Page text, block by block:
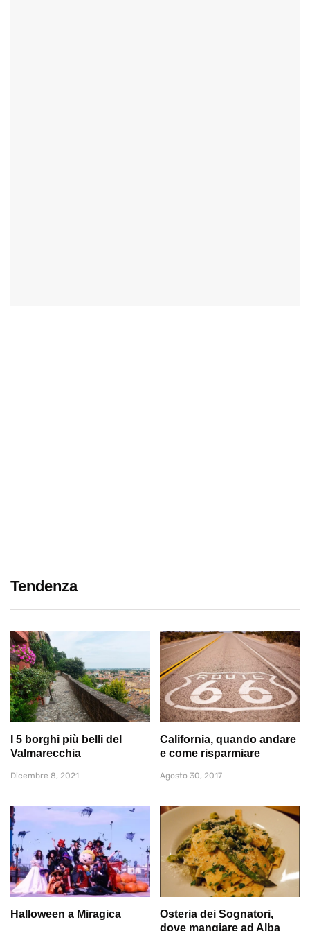
Tendenza
I 5 borghi più belli del
Valmarecchia
Dicembre 8, 2021
California, quando andare
e come risparmiare
Agosto 30, 2017
Halloween a Miragica
Osteria dei Sognatori,
dove mangiare ad Alba